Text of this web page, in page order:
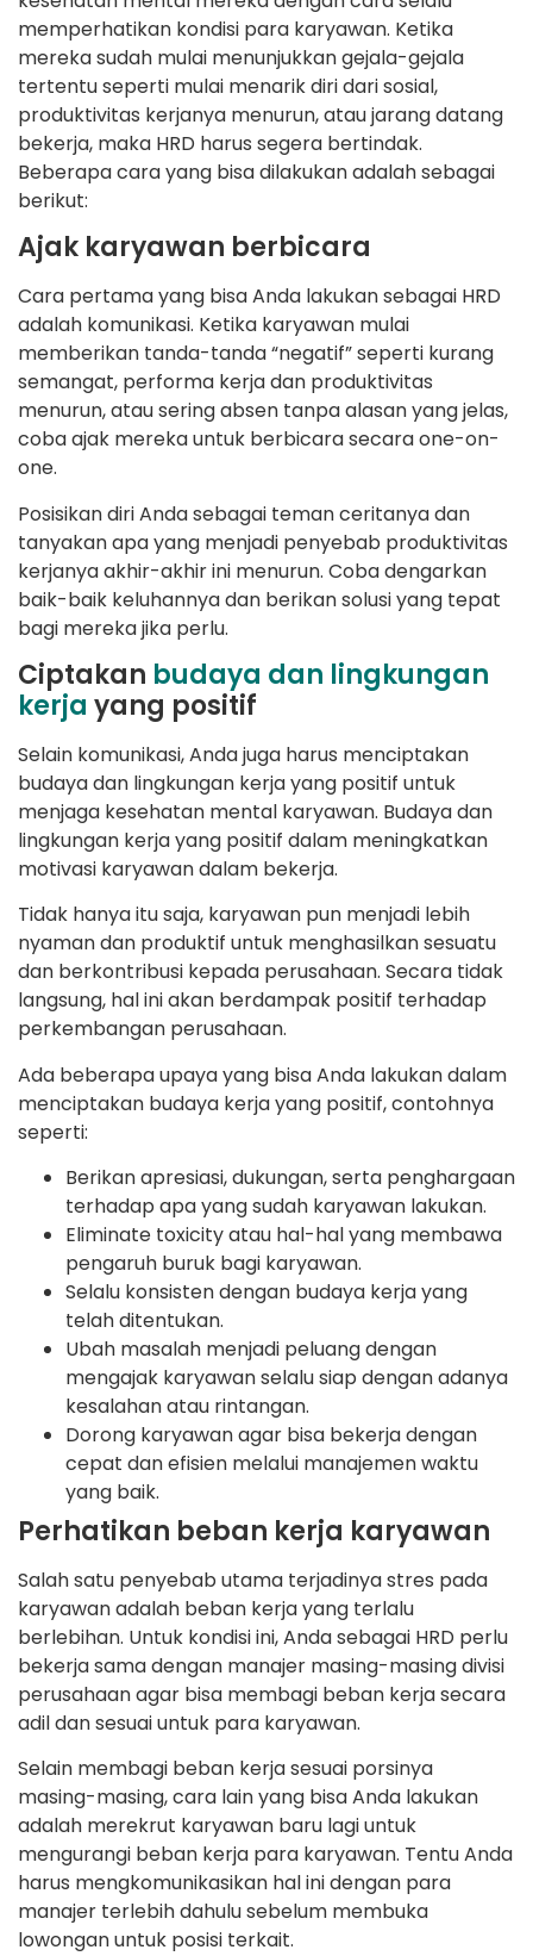
memperhatikan kondisi para karyawan. Ketika
mereka sudah mulai menunjukkan gejala-gejala
tertentu seperti mulai menarik diri dari sosial,
produktivitas kerjanya menurun, atau jarang datang
bekerja, maka HRD harus segera bertindak.
Beberapa cara yang bisa dilakukan adalah sebagai
berikut:
Ajak karyawan berbicara
Cara pertama yang bisa Anda lakukan sebagai HRD
adalah komunikasi. Ketika karyawan mulai
memberikan tanda-tanda “negatif” seperti kurang
semangat, performa kerja dan produktivitas
menurun, atau sering absen tanpa alasan yang jelas,
coba ajak mereka untuk berbicara secara one-on-
one.
Posisikan diri Anda sebagai teman ceritanya dan
tanyakan apa yang menjadi penyebab produktivitas
kerjanya akhir-akhir ini menurun. Coba dengarkan
baik-baik keluhannya dan berikan solusi yang tepat
bagi mereka jika perlu.
Ciptakan budaya dan lingkungan
kerja yang positif
Selain komunikasi, Anda juga harus menciptakan
budaya dan lingkungan kerja yang positif untuk
menjaga kesehatan mental karyawan. Budaya dan
lingkungan kerja yang positif dalam meningkatkan
motivasi karyawan dalam bekerja.
Tidak hanya itu saja, karyawan pun menjadi lebih
nyaman dan produktif untuk menghasilkan sesuatu
dan berkontribusi kepada perusahaan. Secara tidak
langsung, hal ini akan berdampak positif terhadap
perkembangan perusahaan.
Ada beberapa upaya yang bisa Anda lakukan dalam
menciptakan budaya kerja yang positif, contohnya
seperti:
Berikan apresiasi, dukungan, serta penghargaan
terhadap apa yang sudah karyawan lakukan.
Eliminate toxicity atau hal-hal yang membawa
pengaruh buruk bagi karyawan.
Selalu konsisten dengan budaya kerja yang
telah ditentukan.
Ubah masalah menjadi peluang dengan
mengajak karyawan selalu siap dengan adanya
kesalahan atau rintangan.
Dorong karyawan agar bisa bekerja dengan
cepat dan efisien melalui manajemen waktu
yang baik.
Perhatikan beban kerja karyawan
Salah satu penyebab utama terjadinya stres pada
karyawan adalah beban kerja yang terlalu
berlebihan. Untuk kondisi ini, Anda sebagai HRD perlu
bekerja sama dengan manajer masing-masing divisi
perusahaan agar bisa membagi beban kerja secara
adil dan sesuai untuk para karyawan.
Selain membagi beban kerja sesuai porsinya
masing-masing, cara lain yang bisa Anda lakukan
adalah merekrut karyawan baru lagi untuk
mengurangi beban kerja para karyawan. Tentu Anda
harus mengkomunikasikan hal ini dengan para
manajer terlebih dahulu sebelum membuka
lowongan untuk posisi terkait.